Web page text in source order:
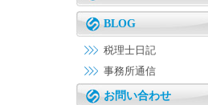
BLOG
税理士日記
事務所通信
お問い合わせ